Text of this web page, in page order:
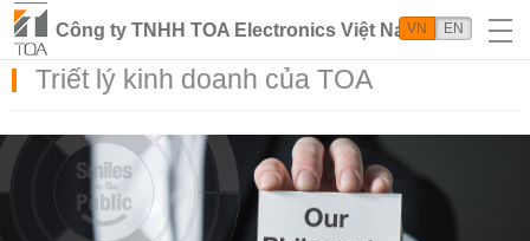
Công ty TNHH TOA Electronics Việt Nam
VN EN
Triết lý kinh doanh của TOA